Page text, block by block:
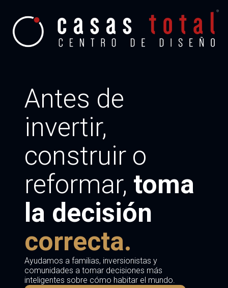
Antes de
invertir,
construir o
reformar, toma
la decisión
correcta.
Ayudamos a familias, inversionistas y
comunidades a tomar decisiones más
inteligentes sobre cómo habitar el mundo.